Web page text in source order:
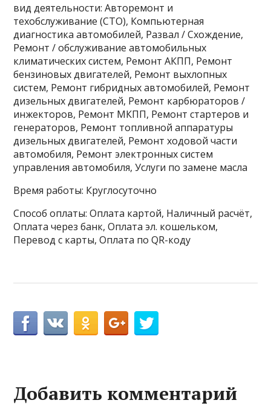
вид деятельности: Авторемонт и
техобслуживание (СТО), Компьютерная
диагностика автомобилей, Развал / Схождение,
Ремонт / обслуживание автомобильных
климатических систем, Ремонт АКПП, Ремонт
бензиновых двигателей, Ремонт выхлопных
систем, Ремонт гибридных автомобилей, Ремонт
дизельных двигателей, Ремонт карбюраторов /
инжекторов, Ремонт МКПП, Ремонт стартеров и
генераторов, Ремонт топливной аппаратуры
дизельных двигателей, Ремонт ходовой части
автомобиля, Ремонт электронных систем
управления автомобиля, Услуги по замене масла
Время работы: Круглосуточно
Способ оплаты: Оплата картой, Наличный расчёт,
Оплата через банк, Оплата эл. кошельком,
Перевод с карты, Оплата по QR-коду
Добавить комментарий